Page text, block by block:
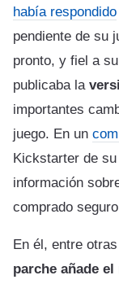
había respondido
pendiente de su
pronto, y fiel a
publicaba la
importantes
juego. En un
Kickstarter de
información
comprado
En él, entre
parche añade